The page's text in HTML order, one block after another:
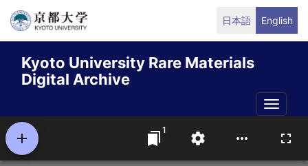
Skip
content
日本語 English
Kyoto University Rare Materials
Digital Archive
Toggle